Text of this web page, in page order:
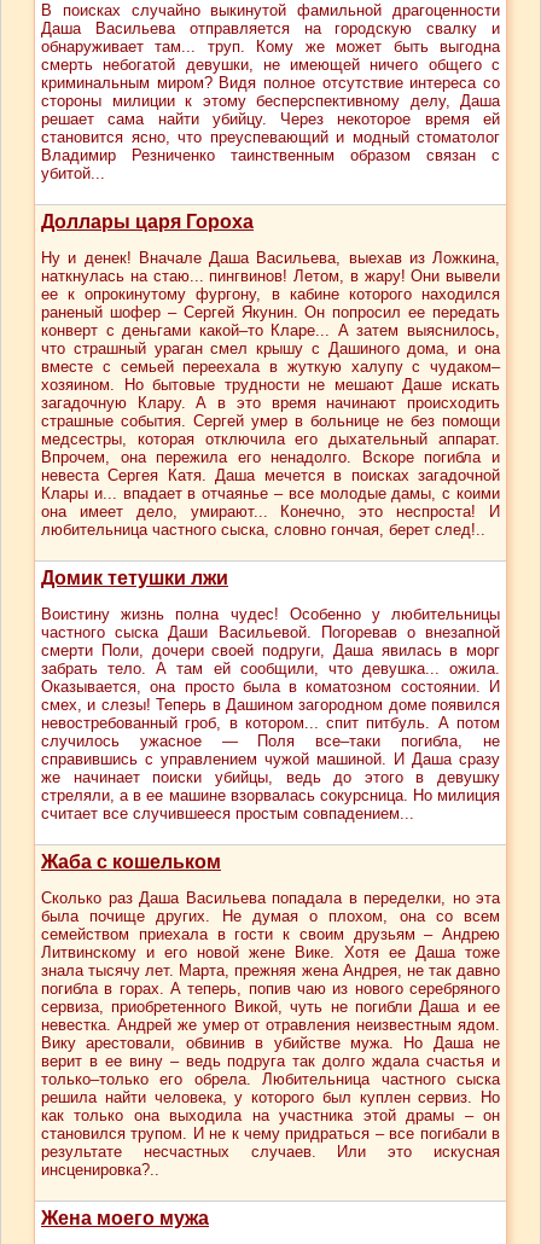
В поисках случайно выкинутой фамильной драгоценности
Даша Васильева отправляется на городскую свалку и
обнаруживает там... труп. Кому же может быть выгодна
смерть небогатой девушки, не имеющей ничего общего с
криминальным миром? Видя полное отсутствие интереса со
стороны милиции к этому бесперспективному делу, Даша
решает сама найти убийцу. Через некоторое время ей
становится ясно, что преуспевающий и модный стоматолог
Владимир Резниченко таинственным образом связан с
убитой...
Доллары царя Гороха
Ну и денек! Вначале Даша Васильева, выехав из Ложкина,
наткнулась на стаю... пингвинов! Летом, в жару! Они вывели
ее к опрокинутому фургону, в кабине которого находился
раненый шофер – Сергей Якунин. Он попросил ее передать
конверт с деньгами какой–то Кларе... А затем выяснилось,
что страшный ураган смел крышу с Дашиного дома, и она
вместе с семьей переехала в жуткую халупу с чудаком–
хозяином. Но бытовые трудности не мешают Даше искать
загадочную Клару. А в это время начинают происходить
страшные события. Сергей умер в больнице не без помощи
медсестры, которая отключила его дыхательный аппарат.
Впрочем, она пережила его ненадолго. Вскоре погибла и
невеста Сергея Катя. Даша мечется в поисках загадочной
Клары и... впадает в отчаянье – все молодые дамы, с коими
она имеет дело, умирают... Конечно, это неспроста! И
любительница частного сыска, словно гончая, берет след!..
Домик тетушки лжи
Воистину жизнь полна чудес! Особенно у любительницы
частного сыска Даши Васильевой. Погоревав о внезапной
смерти Поли, дочери своей подруги, Даша явилась в морг
забрать тело. А там ей сообщили, что девушка... ожила.
Оказывается, она просто была в коматозном состоянии. И
смех, и слезы! Теперь в Дашином загородном доме появился
невостребованный гроб, в котором... спит питбуль. А потом
случилось ужасное — Поля все–таки погибла, не
справившись с управлением чужой машиной. И Даша сразу
же начинает поиски убийцы, ведь до этого в девушку
стреляли, а в ее машине взорвалась сокурсница. Но милиция
считает все случившееся простым совпадением...
Жаба с кошельком
Сколько раз Даша Васильева попадала в переделки, но эта
была почище других. Не думая о плохом, она со всем
семейством приехала в гости к своим друзьям – Андрею
Литвинскому и его новой жене Вике. Хотя ее Даша тоже
знала тысячу лет. Марта, прежняя жена Андрея, не так давно
погибла в горах. А теперь, попив чаю из нового серебряного
сервиза, приобретенного Викой, чуть не погибли Даша и ее
невестка. Андрей же умер от отравления неизвестным ядом.
Вику арестовали, обвинив в убийстве мужа. Но Даша не
верит в ее вину – ведь подруга так долго ждала счастья и
только–только его обрела. Любительница частного сыска
решила найти человека, у которого был куплен сервиз. Но
как только она выходила на участника этой драмы – он
становился трупом. И не к чему придраться – все погибали в
результате несчастных случаев. Или это искусная
инсценировка?..
Жена моего мужа